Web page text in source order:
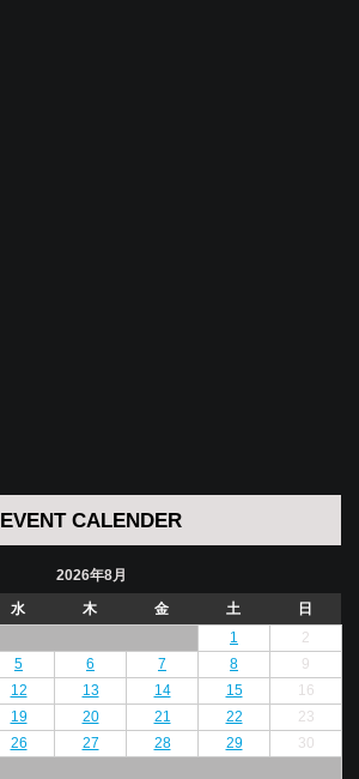
EVENT CALENDER
2026年8月
水 木 金 土
日
1
2
5 6 7 8
9
12 13 14 15
16
19 20 21 22
23
26 27 28 29
30